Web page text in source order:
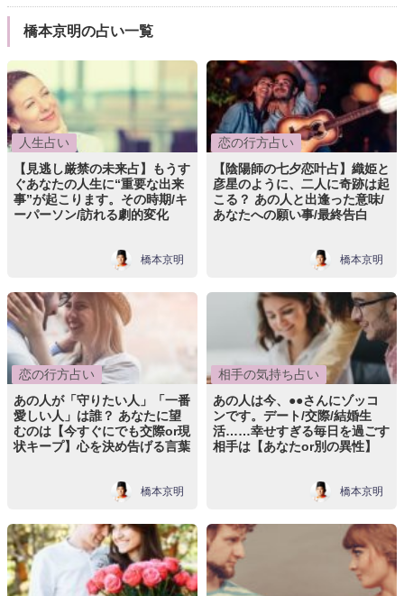
橋本京明の占い一覧
人生占い
【見逃し厳禁の未来占】もうす
ぐあなたの人生に“重要な出来
事”が起こります。その時期/キ
ーパーソン/訪れる劇的変化
橋本京明
恋の行方占い
【陰陽師の七夕恋叶占】織姫と
彦星のように、二人に奇跡は起
こる？ あの人と出逢った意味/
あなたへの願い事/最終告白
橋本京明
恋の行方占い
あの人が「守りたい人」「一番
愛しい人」は誰？ あなたに望
むのは【今すぐにでも交際or現
状キープ】心を決め告げる言葉
橋本京明
相手の気持ち占い
あの人は今、●●さんにゾッコ
ンです。デート/交際/結婚生
活……幸せすぎる毎日を過ごす
相手は【あなたor別の異性】
橋本京明